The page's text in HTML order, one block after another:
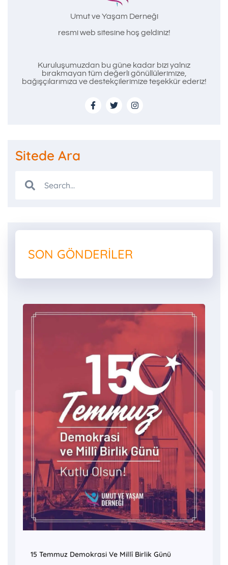
Umut ve Yaşam Derneği
resmi web sitesine hoş geldiniz!
Kuruluşumuzdan bu güne kadar bizi yalnız
bırakmayan tüm değerli gönüllülerimize,
bağışçılarımıza ve destekçilerimize teşekkür ederiz!
Sitede Ara
SON GÖNDERILER
15 Temmuz Demokrasi Ve Millî Birlik Günü